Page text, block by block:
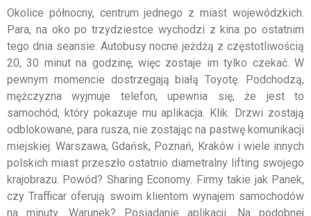
Okolice północny, centrum jednego z miast wojewódzkich.
Para, na oko po trzydziestce wychodzi z kina po ostatnim
tego dnia seansie. Autobusy nocne jeżdżą z częstotliwością
20, 30 minut na godzinę, więc zostaje im tylko czekać. W
pewnym momencie dostrzegają białą Toyotę. Podchodzą,
mężczyzna wyjmuje telefon, upewnia się, że jest to
samochód, który pokazuje mu aplikacja. Klik. Drzwi zostają
odblokowane, para rusza, nie zostając na pastwę komunikacji
miejskiej. Warszawa, Gdańsk, Poznań, Kraków i wiele innych
polskich miast przeszło ostatnio diametralny lifting swojego
krajobrazu. Powód? Sharing Economy. Firmy takie jak Panek,
czy Trafficar oferują swoim klientom wynajem samochodów
na minuty. Warunek? Posiadanie aplikacji. Na podobnej